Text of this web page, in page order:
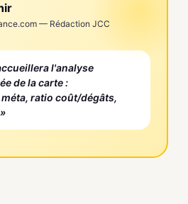
— Rédaction JCC
l'analyse
de la carte :
ratio coût/dégâts,